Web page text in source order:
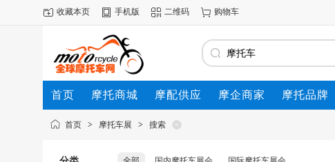
收藏本页 手机版 二维码 购物车
首页 摩托商城 摩配供应 摩企商家 摩托品牌
动态首页 > 摩托车展 > 搜索